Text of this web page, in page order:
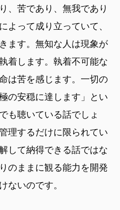
、苦であり、無我であり
よって成り立っていて、
ます。無知な人は現象が
着します。執着不可能な
は苦を感じます。一切の
の安穏に達します」とい
も聴いている話でしょ
理するだけに限られてい
して納得できる話ではな
のままに観る能力を開発
ないのです。